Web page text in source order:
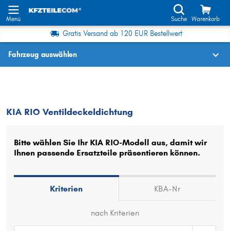
Menü Suche Warenkorb
Gratis Versand ab 120 EUR Bestellwert
Fahrzeug auswählen
Wo finde ich die?
Oder
Hersteller wählen
KIA RIO Ventildeckeldichtung
Bitte wählen Sie Ihr KIA RIO-Modell aus, damit wir
Ihnen passende Ersatzteile präsentieren können.
Kriterien KBA-Nr
nach Kriterien